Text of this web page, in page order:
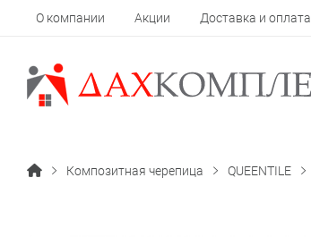
О компании Акции Доставка и оплата
Композитная черепица QUEENTILE